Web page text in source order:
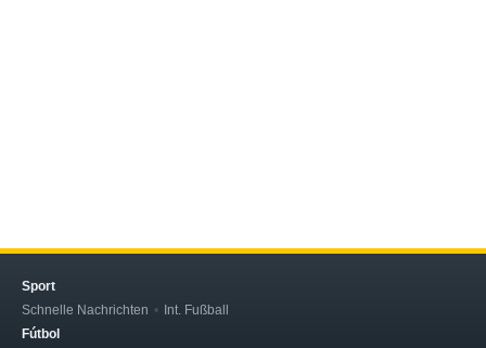
Sport
Schnelle Nachrichten
Int. Fußball
Fútbol